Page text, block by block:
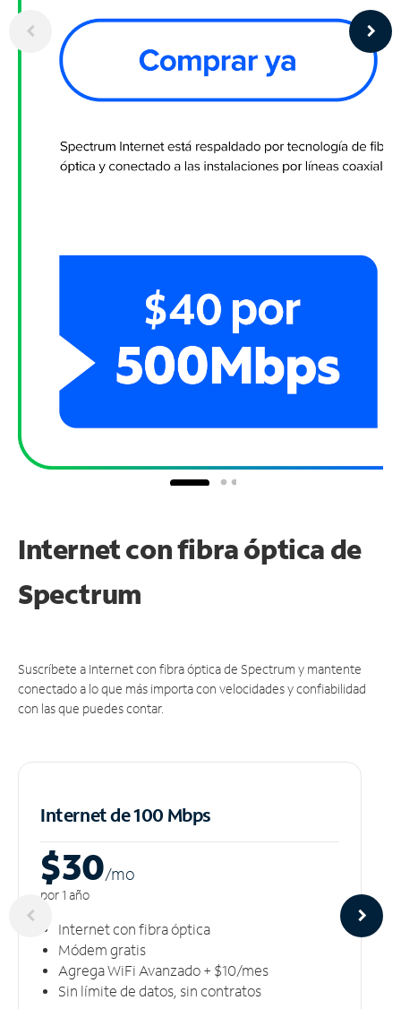
Internet con fibra óptica de
Spectrum
Suscríbete a Internet con fibra óptica de Spectrum y mantente
conectado a lo que más importa con velocidades y confiabilidad
con las que puedes contar.
Internet de 100 Mbps
$30/mo
por 1 año
Internet con fibra óptica
Módem gratis
Agrega WiFi Avanzado + $10/mes
Sin límite de datos, sin contratos